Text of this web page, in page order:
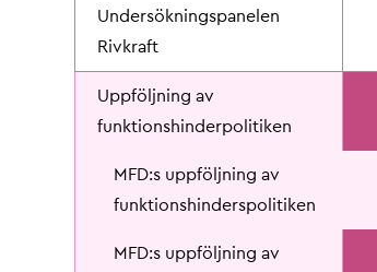
Undersökningspanelen
Rivkraft
Uppföljning av
funktionshinderpolitiken
MFD:s uppföljning av
funktionshinderspolitiken
MFD:s uppföljning av